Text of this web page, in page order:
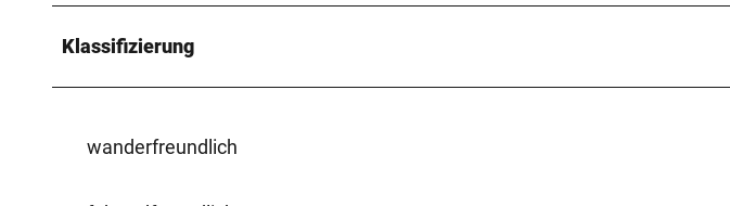
Klassifizierung
wanderfreundlich